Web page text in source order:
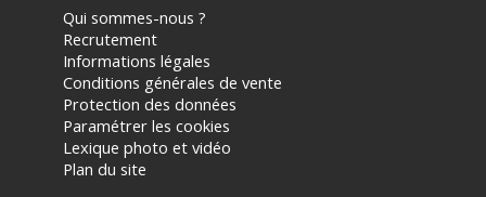
Qui sommes-nous ?
Recrutement
Informations légales
Conditions générales de vente
Protection des données
Paramétrer les cookies
Lexique photo et vidéo
Plan du site